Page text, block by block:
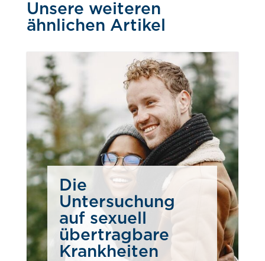
Unsere weiteren
ähnlichen Artikel
Die
Untersuchung
auf sexuell
übertragbare
Krankheiten